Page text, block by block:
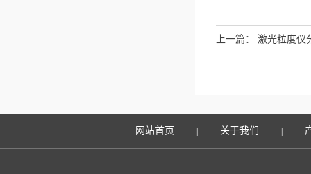
上一篇： 激光粒度仪
网站首页 关于我们